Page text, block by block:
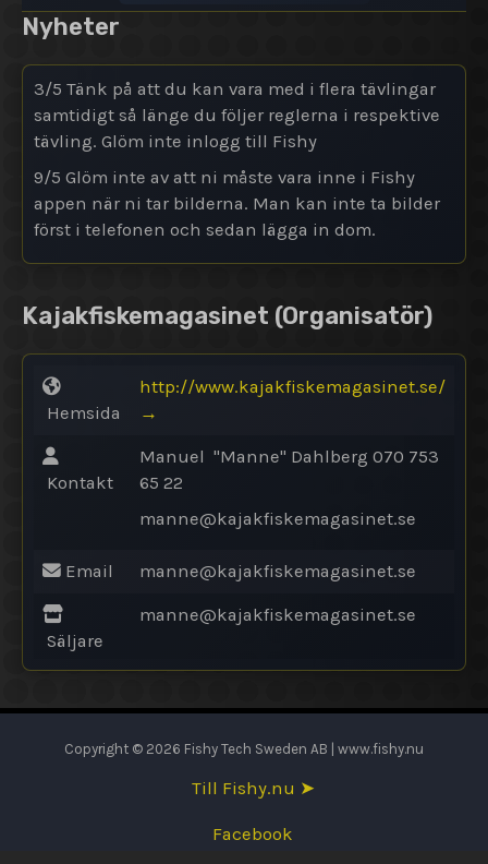
Nyheter
3/5 Tänk på att du kan vara med i flera tävlingar
samtidigt så länge du följer reglerna i respektive
tävling. Glöm inte inlogg till Fishy
9/5 Glöm inte av att ni måste vara inne i Fishy
appen när ni tar bilderna. Man kan inte ta bilder
först i telefonen och sedan lägga in dom.
Kajakfiskemagasinet (Organisatör)
Hemsida
http://www.kajakfiskemagasinet.se/
→
Kontakt
Manuel "Manne" Dahlberg 070 753
65 22
manne@kajakfiskemagasinet.se
Email manne@kajakfiskemagasinet.se
Säljare
manne@kajakfiskemagasinet.se
Copyright © 2026 Fishy Tech Sweden AB | www.fishy.nu
Till Fishy.nu ➤
Facebook